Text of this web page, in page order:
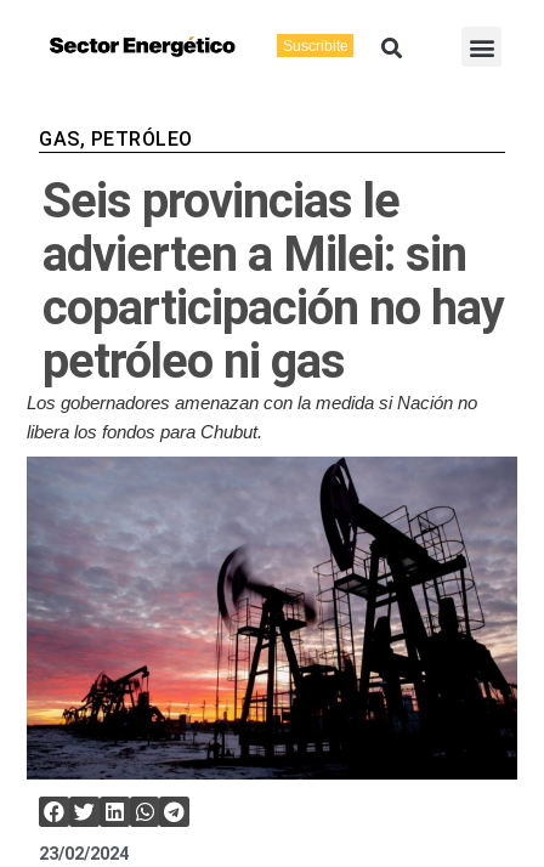
Suscribite Buscar
GAS, PETRÓLEO
Seis provincias le
advierten a Milei: sin
coparticipación no hay
petróleo ni gas
Los gobernadores amenazan con la medida si Nación no
libera los fondos para Chubut.
23/02/2024